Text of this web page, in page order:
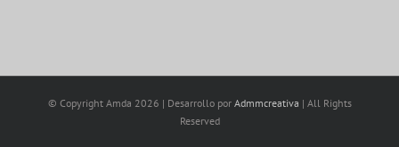
© Copyright Amda 2026 | Desarrollo por Admmcreativa | All Rights
Reserved